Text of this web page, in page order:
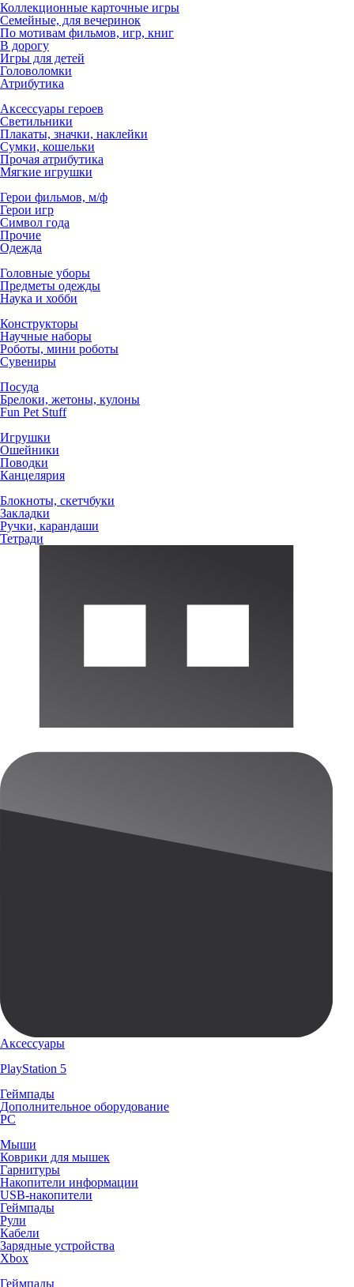
Коллекционные карточные игры
Семейные, для вечеринок
По мотивам фильмов, игр, книг
В дорогу
Игры для детей
Головоломки
Атрибутика
Аксессуары героев
Светильники
Плакаты, значки, наклейки
Сумки, кошельки
Прочая атрибутика
Мягкие игрушки
Герои фильмов, м/ф
Герои игр
Символ года
Прочие
Одежда
Головные уборы
Предметы одежды
Наука и хобби
Конструкторы
Научные наборы
Роботы, мини роботы
Сувениры
Посуда
Брелоки, жетоны, кулоны
Fun Pet Stuff
Игрушки
Ошейники
Поводки
Канцелярия
Блокноты, скетчбуки
Закладки
Ручки, карандаши
Тетради
Аксессуары
PlayStation 5
Геймпады
Дополнительное оборудование
PC
Мыши
Коврики для мышек
Гарнитуры
Накопители информации
USB-накопители
Геймпады
Рули
Кабели
Зарядные устройства
Xbox
Геймпады